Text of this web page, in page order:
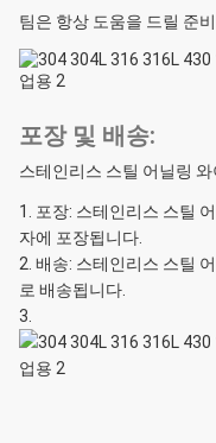
팀은 항상 도움을 드릴 준
포장 및 배송:
스테인리스 스틸 어닐링
포장: 스테인리스 스틸
자에 포장됩니다.
배송: 스테인리스 스틸
로 배송됩니다.